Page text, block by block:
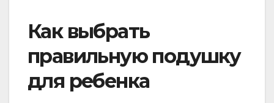
Как выбрать
правильную подушку
для ребенка